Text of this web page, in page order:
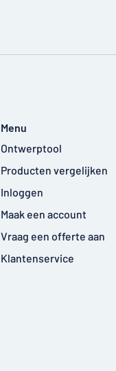
Menu
Ontwerptool
Producten vergelijken
Inloggen
Maak een account
Vraag een offerte aan
Klantenservice